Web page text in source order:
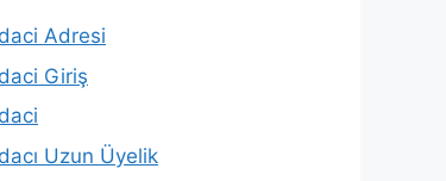
Adresi
Giriş
Uzun Üyelik